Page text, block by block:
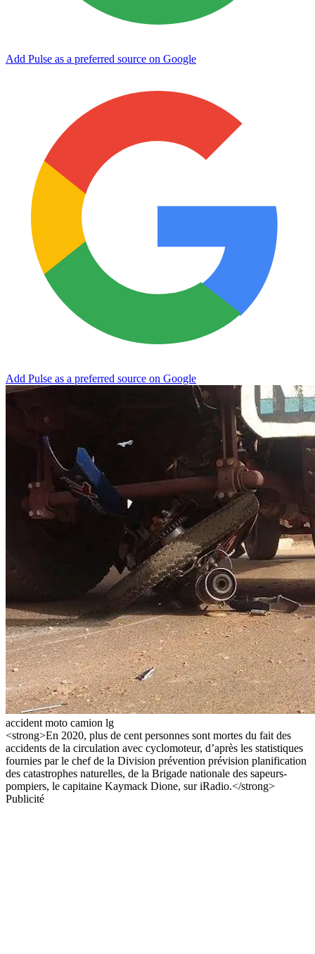
Add Pulse as a preferred source on Google
Add Pulse as a preferred source on Google
accident moto camion lg
<strong>En 2020, plus de cent personnes sont mortes du fait des
accidents de la circulation avec cyclomoteur, d’après les statistiques
fournies par le chef de la Division prévention prévision planification
des catastrophes naturelles, de la Brigade nationale des sapeurs-
pompiers, le capitaine Kaymack Dione, sur iRadio.</strong>
Publicité